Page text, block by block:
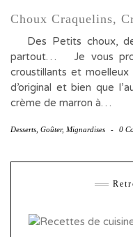
Choux Craquelins,
Des Petits choux,
partout… Je vous
croustillants et
d’original et bien que
crème de marron à…
Desserts Goûter, Mignardises - 0